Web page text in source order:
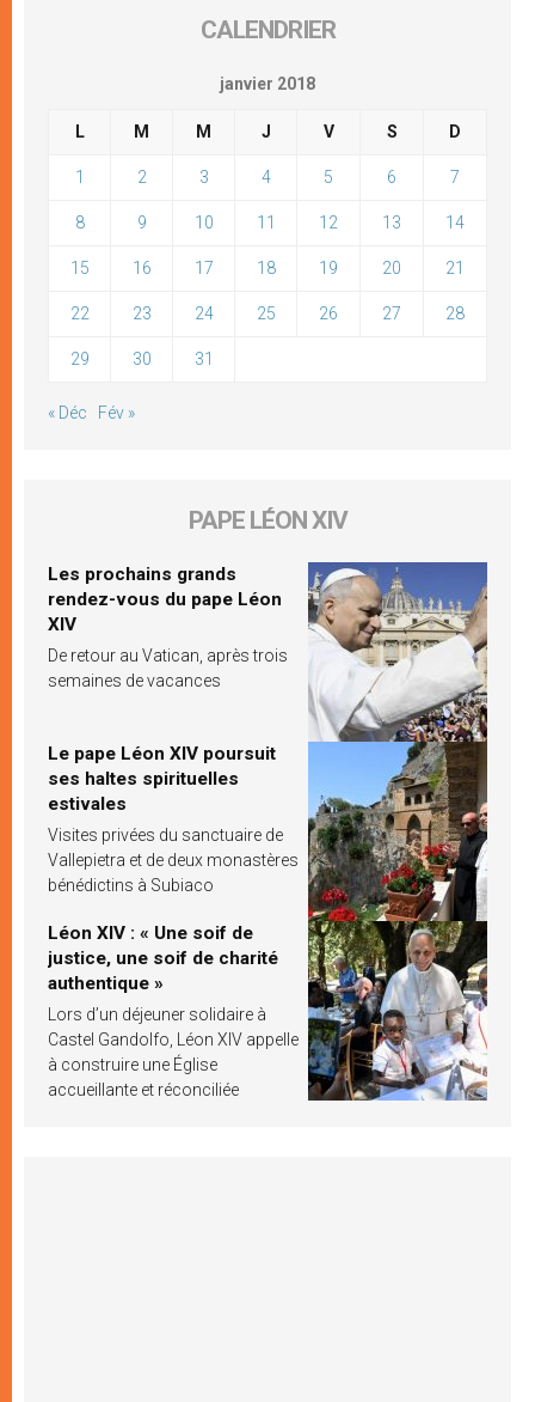
CALENDRIER
janvier 2018
L M M J V S D
1 2 3 4 5 6 7
8 9 10 11 12 13 14
15 16 17 18 19 20 21
22 23 24 25 26 27 28
29 30 31
« Déc Fév »
PAPE LÉON XIV
Les prochains grands
rendez-vous du pape Léon
XIV
De retour au Vatican, après trois
semaines de vacances
Le pape Léon XIV poursuit
ses haltes spirituelles
estivales
Visites privées du sanctuaire de
Vallepietra et de deux monastères
bénédictins à Subiaco
Léon XIV : « Une soif de
justice, une soif de charité
authentique »
Lors d’un déjeuner solidaire à
Castel Gandolfo, Léon XIV appelle
à construire une Église
accueillante et réconciliée